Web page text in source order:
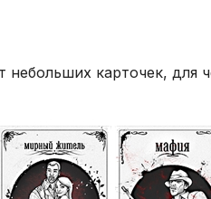
карточек, для